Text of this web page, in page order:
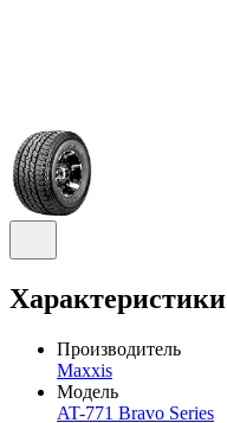
Характеристики
Производитель
Maxxis
Модель
AT-771 Bravo Series